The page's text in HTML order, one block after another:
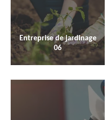
Entreprise de jardinage
06